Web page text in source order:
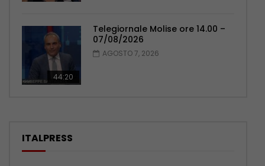
44:20
Telegiornale Molise ore 14.00 –
07/08/2026
AGOSTO 7, 2026
ITALPRESS